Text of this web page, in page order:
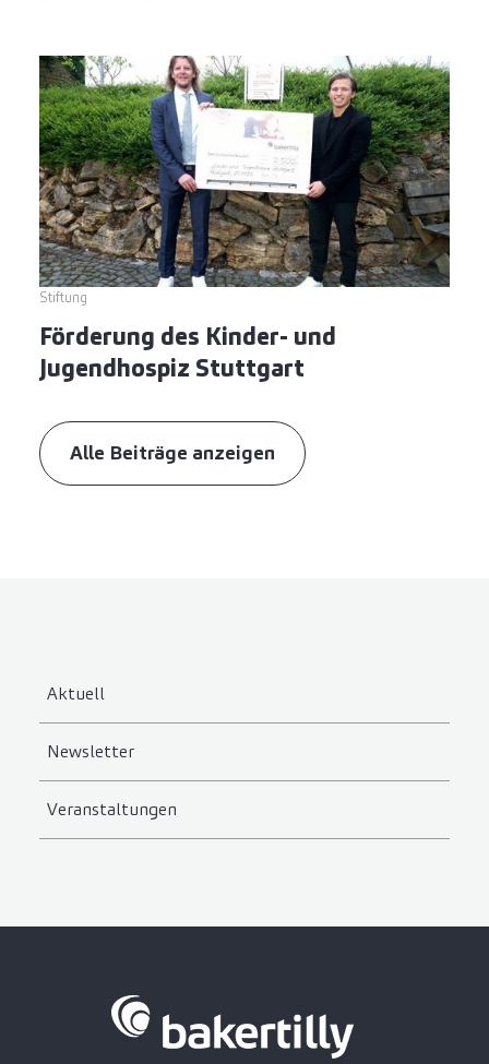
Stiftung
Förderung des Kinder- und
Jugendhospiz Stuttgart
Alle Beiträge anzeigen
Aktuell
Newsletter
Veranstaltungen